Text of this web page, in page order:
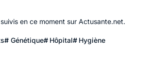
en ce moment sur Actusante.net.
Génétique Hôpital Hygiène